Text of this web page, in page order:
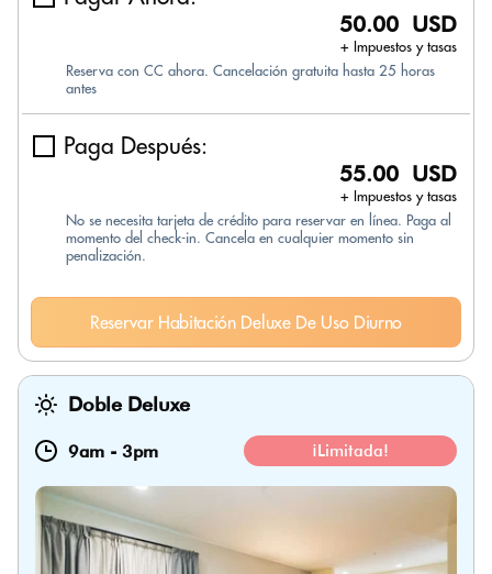
50.00 USD
+ Impuestos y tasas
Reserva con CC ahora. Cancelación gratuita hasta 25 horas
antes
Paga Después:
55.00 USD
+ Impuestos y tasas
No se necesita tarjeta de crédito para reservar en línea. Paga al
momento del check-in. Cancela en cualquier momento sin
penalización.
Reservar Habitación Deluxe De Uso Diurno
Doble Deluxe
9am - 3pm ¡Limitada!